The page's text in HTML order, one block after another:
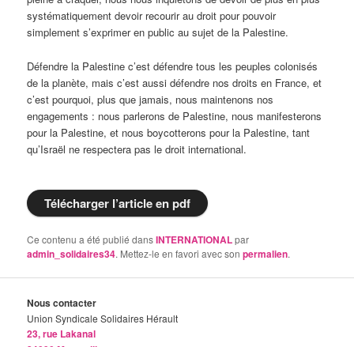
systématiquement devoir recourir au droit pour pouvoir
simplement s’exprimer en public au sujet de la Palestine.
Défendre la Palestine c’est défendre tous les peuples colonisés
de la planète, mais c’est aussi défendre nos droits en France, et
c’est pourquoi, plus que jamais, nous maintenons nos
engagements : nous parlerons de Palestine, nous manifesterons
pour la Palestine, et nous boycotterons pour la Palestine, tant
qu’Israël ne respectera pas le droit international.
Télécharger l’article en pdf
Ce contenu a été publié dansINTERNATIONALpar
admin_solidaires34. Mettez-le en favori avec sonpermalien.
Nous contacter
Union Syndicale Solidaires Hérault
23, rue Lakanal